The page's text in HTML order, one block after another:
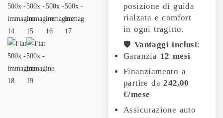
posizione di guida
rialzata e comfort
in ogni tragitto.
🛡️ Vantaggi inclusi:
Garanzia 12 mesi
Finanziamento a
partire da242,00
€/mese
Assicurazione auto